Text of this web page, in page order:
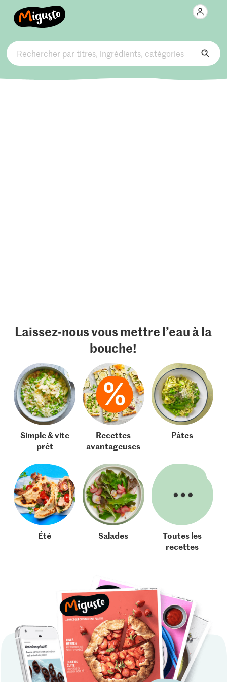
Laissez-nous vous mettre l’eau à la
bouche!
Simple & vite
prêt
Recettes
avantageuses
Pâtes
Été Salades
Toutes les
recettes